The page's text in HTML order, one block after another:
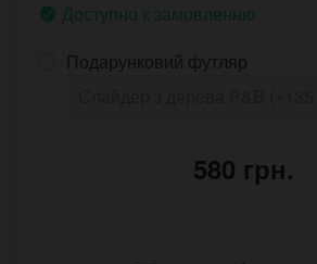
Доступно к замовленню
Подарунковий футляр
580 грн.